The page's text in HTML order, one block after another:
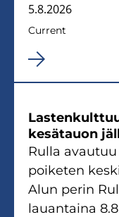
5.8.2026
Current
kesätauon
Rulla
poiketen
Alun perin
lauantaina